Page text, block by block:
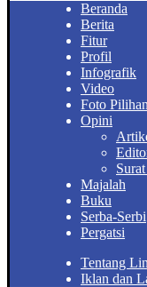
Beranda
Berita
Fitur
Profil
Infografik
Video
Foto Pilihan
Opini
Majalah
Buku
Serba-Serbi
Pergatsi
Tentang
Iklan dan